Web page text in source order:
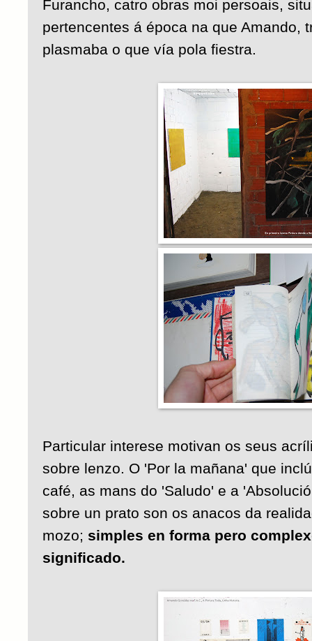
Furancho, catro obras moi persoais,
pertencentes á época na que Amando,
plasmaba o que vía pola fiestra.
Particular interese motivan os seus
sobre lenzo. O 'Por la mañana' que
café, as mans do 'Saludo' e a
sobre un prato son os anacos da
mozo; simples en forma pero
significado.